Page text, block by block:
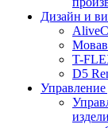
Дизайн и
T-
D5